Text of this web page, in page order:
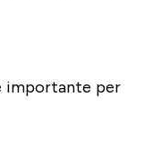
importante per